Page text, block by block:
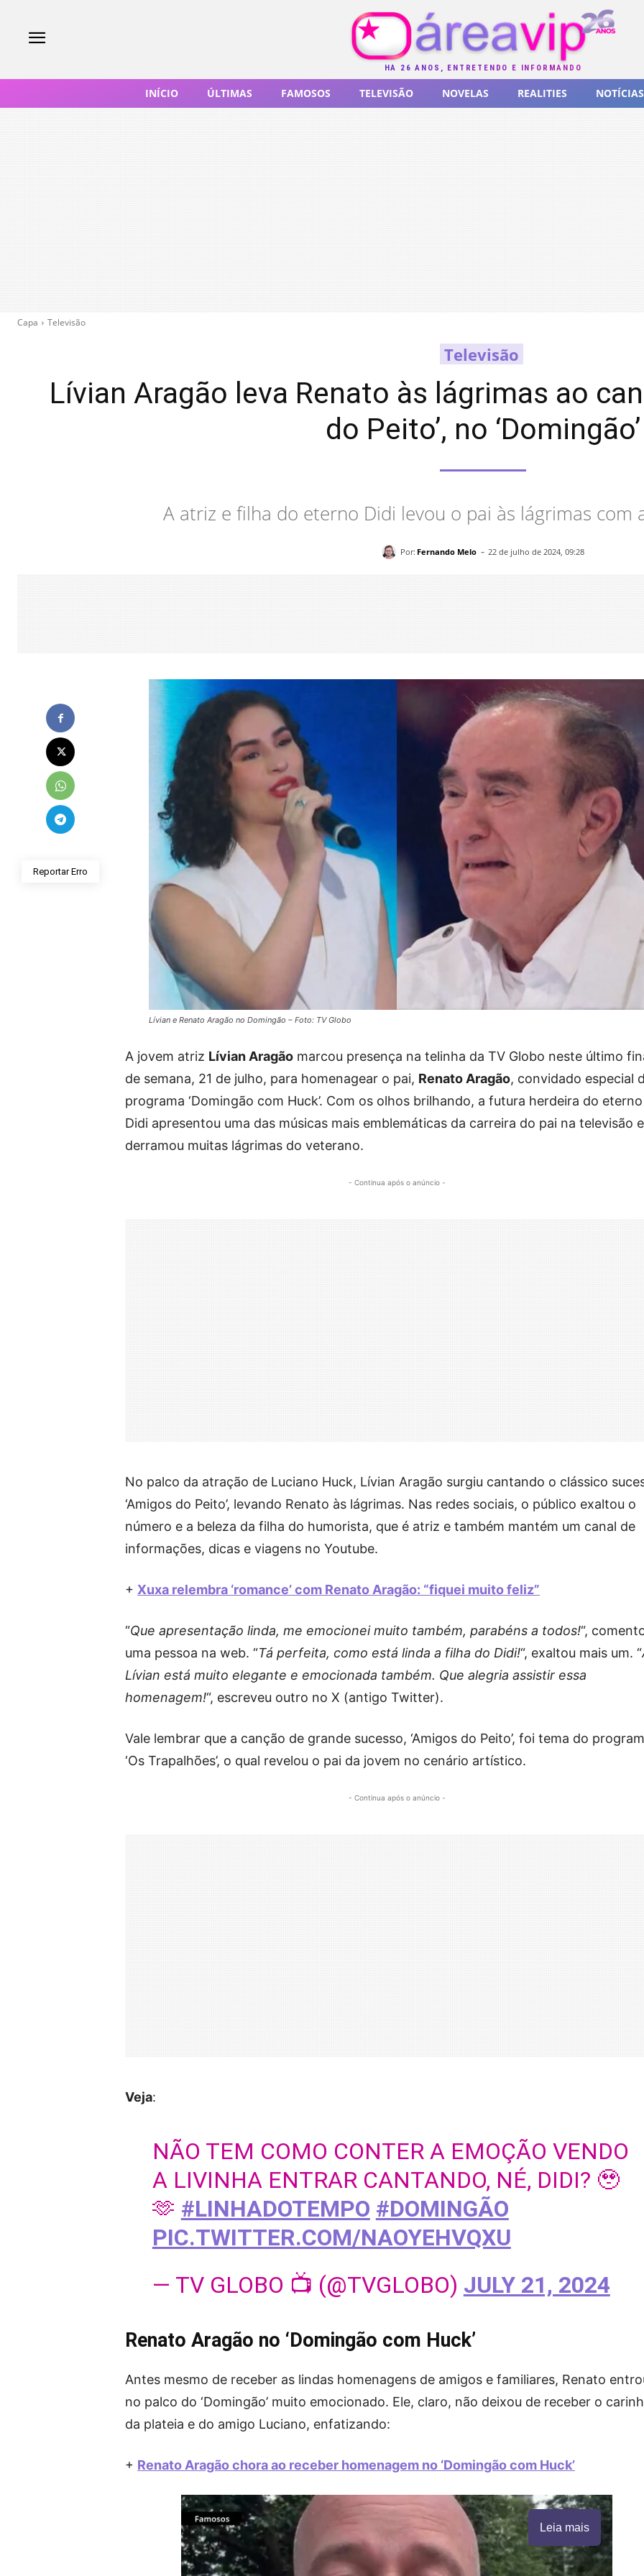
HÁ 26 ANOS, ENTRETENDO E INFORMANDO
INÍCIO ÚLTIMAS FAMOSOS TELEVISÃO NOVELAS REALITIES NOTÍCIAS
Capa Televisão
Televisão
Lívian Aragão leva Renato às lágrimas ao
do Peito’, no ‘Domingão’
A atriz e filha do eterno Didi levou o pai às lágrimas com
Por: Fernando Melo - 22 de julho de 2024, 09:28
Reportar Erro
Lívian e Renato Aragão no Domingão – Foto: TV Globo
A jovem atriz Lívian Aragão marcou presença na telinha da TV Globo neste último
de semana, 21 de julho, para homenagear o pai, Renato Aragão, convidado especial
programa ‘Domingão com Huck’. Com os olhos brilhando, a futura herdeira do eterno
Didi apresentou uma das músicas mais emblemáticas da carreira do pai na televisão e
derramou muitas lágrimas do veterano.
- Continua após o anúncio -
No palco da atração de Luciano Huck, Lívian Aragão surgiu cantando o clássico
‘Amigos do Peito’, levando Renato às lágrimas. Nas redes sociais, o público exaltou o
número e a beleza da filha do humorista, que é atriz e também mantém um canal de
informações, dicas e viagens no Youtube.
+ Xuxa relembra ‘romance’ com Renato Aragão: “fiquei muito feliz”
“Que apresentação linda, me emocionei muito também, parabéns a todos!“,
uma pessoa na web. “Tá perfeita, como está linda a filha do Didi!“, exaltou mais um. “
Lívian está muito elegante e emocionada também. Que alegria assistir essa
homenagem!“, escreveu outro no X (antigo Twitter).
Vale lembrar que a canção de grande sucesso, ‘Amigos do Peito’, foi tema do
‘Os Trapalhões’, o qual revelou o pai da jovem no cenário artístico.
- Continua após o anúncio -
Veja:
NÃO TEM COMO CONTER A EMOÇÃO VENDO
A LIVINHA ENTRAR CANTANDO, NÉ, DIDI? 🥹
🫶 #LINHADOTEMPO #DOMINGÃO
PIC.TWITTER.COM/NAOYEHVQXU
— TV GLOBO 📺 (@TVGLOBO) JULY 21, 2024
Renato Aragão no ‘Domingão com Huck’
Antes mesmo de receber as lindas homenagens de amigos e familiares, Renato
no palco do ‘Domingão’ muito emocionado. Ele, claro, não deixou de receber o
da plateia e do amigo Luciano, enfatizando:
+ Renato Aragão chora ao receber homenagem no ‘Domingão com Huck’
Leia mais